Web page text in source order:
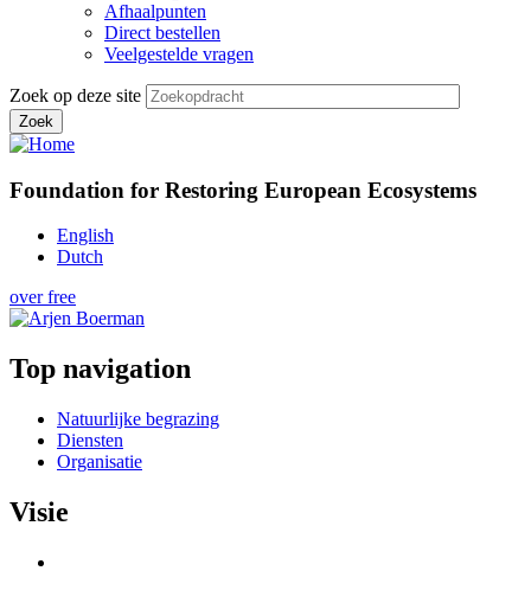
Afhaalpunten
Direct bestellen
Veelgestelde vragen
Zoek op deze site
Foundation for Restoring European Ecosystems
English
Dutch
over free
Top navigation
Natuurlijke begrazing
Diensten
Organisatie
Visie